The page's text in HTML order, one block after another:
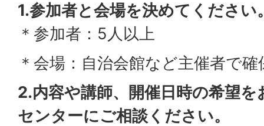
1.参加者と会場を決めてください
＊参加者：5人以上
＊会場：自治会館など主催者で
2.内容や講師、開催日時の希望
センターにご相談ください。